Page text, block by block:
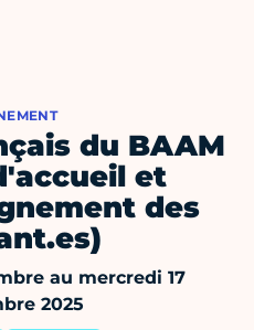
du BAAM
et
des
au mercredi 17
2025